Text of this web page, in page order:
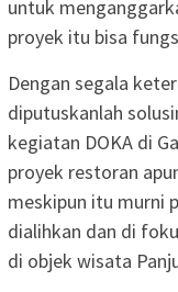
untuk
proyek itu bisa
Dengan segala
diputuskanlah
kegiatan DOKA di
proyek restoran
meskipun itu murni
dialihkan dan di
di objek wisata